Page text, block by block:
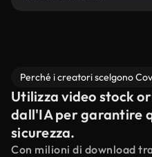
Perché i creatori scelgono
Utilizza video stock
dall'IA per garantire
sicurezza.
Con milioni di download